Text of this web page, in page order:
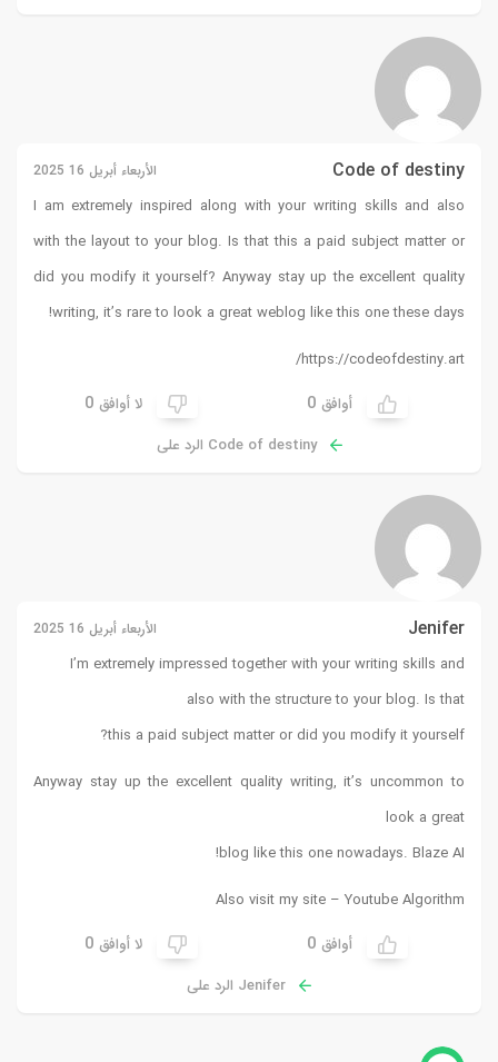
Code of destiny الأربعاء أبريل 16 2025
I am extremely inspired along with your writing skills and also
with the layout to your blog. Is that this a paid subject matter or
did you modify it yourself? Anyway stay up the excellent quality
writing, it’s rare to look a great weblog like this one these days
!
https://codeofdestiny.art/
أوافق 0 لا أوافق 0
Code of destiny الرد على
Jenifer الأربعاء أبريل 16 2025
I’m extremely impressed together with your writing skills and
also with the structure to your blog. Is that
this a paid subject matter or did you modify it yourself?
Anyway stay up the excellent quality writing, it’s uncommon to
look a great
blog like this one nowadays. Blaze AI
!
Also visit my site – Youtube Algorithm
أوافق 0 لا أوافق 0
Jenifer الرد على